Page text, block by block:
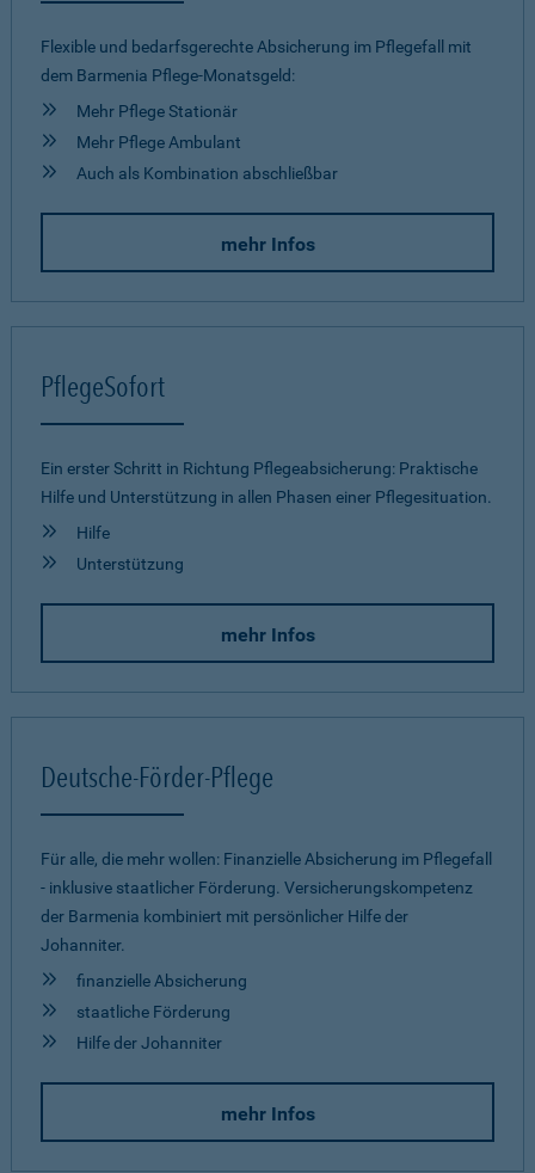
Flexible und bedarfsgerechte Absicherung im Pflegefall mit
dem Barmenia Pflege-Monatsgeld:
Mehr Pflege Stationär
Mehr Pflege Ambulant
Auch als Kombination abschließbar
mehr Infos
PflegeSofort
Ein erster Schritt in Richtung Pflegeab­sicherung: Praktische
Hilfe und Unterstützung in allen Phasen einer Pflegesituation.
Hilfe
Unterstützung
mehr Infos
Deutsche-Förder-Pflege
Für alle, die mehr wollen: Finanzielle Absicherung im Pflegefall
- inklusive staatlicher Förderung. Versicherungskompetenz
der Barmenia kombiniert mit persönlicher Hilfe der
Johanniter.
finanzielle Absicherung
staatliche Förderung
Hilfe der Johanniter
mehr Infos